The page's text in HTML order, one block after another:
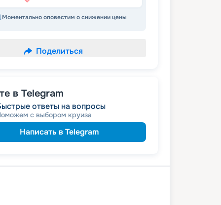
Моментально оповестим о снижении цены
Поделиться
в Telegram
ответы на вопросы
с выбором круиза
Написать в Telegram